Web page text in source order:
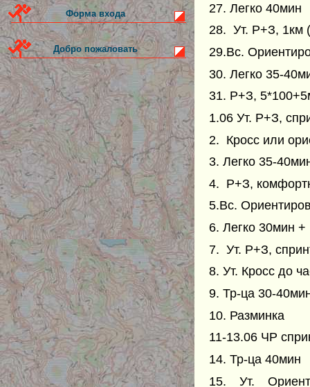
Форма входа
Добро пожаловать
27. Легко 40мин
28. Ут. Р+З, 1км
29.Вс.
30. Легко 35-
31. Р+З,
1.06 Ут. Р+З,
2. Кросс или
3. Легко 35-
4. Р+З,
5.Вс.
6. Легко 30мин +
7. Ут. Р+З,
8. Ут. Кросс до
9. Тр-ца 30-
10. Разминка
11-13.06 ЧР
14. Тр-ца 40мин
15. Ут.